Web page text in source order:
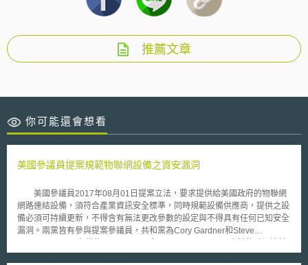
推薦文章
你可能還會想看
美國參議員提案規範物聯網設備之資安漏洞
美國參議員2017年08月01日提案立法，要求提供給美國政府的物聯網
網路連結設備，須符合產業資訊安全標準，同時規範設備供應商，提供之設
備必須可持續更新，不得含有無法更改參數的設定與不得具有任何已知安全
漏洞。兩黨皆有參與提案參議員，共和黨為Cory Gardner和Steve
數持續成長，與物聯網相連的裝置與感應器，預計在2020年會超過200億台